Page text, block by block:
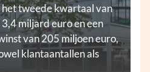
tweede kwartaal van
miljard euro en een
van 205 miljoen euro,
klantaantallen als